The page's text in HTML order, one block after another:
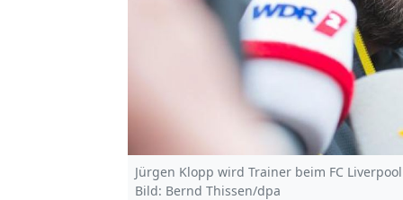
Jürgen Klopp wird Trainer beim FC
Bild: Bernd Thissen/dpa